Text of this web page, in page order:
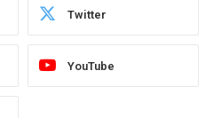
Twitter
YouTube